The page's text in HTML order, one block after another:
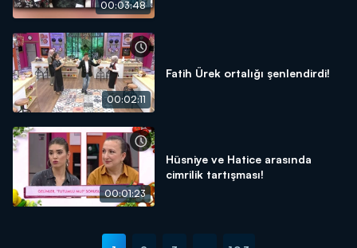
00:03:48
00:02:11
Fatih Ürek ortalığı şenlendirdi!
00:01:23
Hüsniye ve Hatice arasında
cimrilik tartışması!